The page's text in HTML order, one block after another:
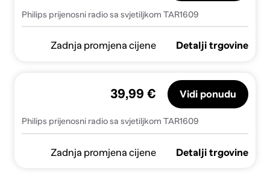
Philips prijenosni radio sa svjetiljkom TAR1609
Zadnja promjena cijene Detalji trgovine
Philips prijenosni radio sa svjetiljkom TAR1609
39,99 € Vidi ponudu
Zadnja promjena cijene Detalji trgovine